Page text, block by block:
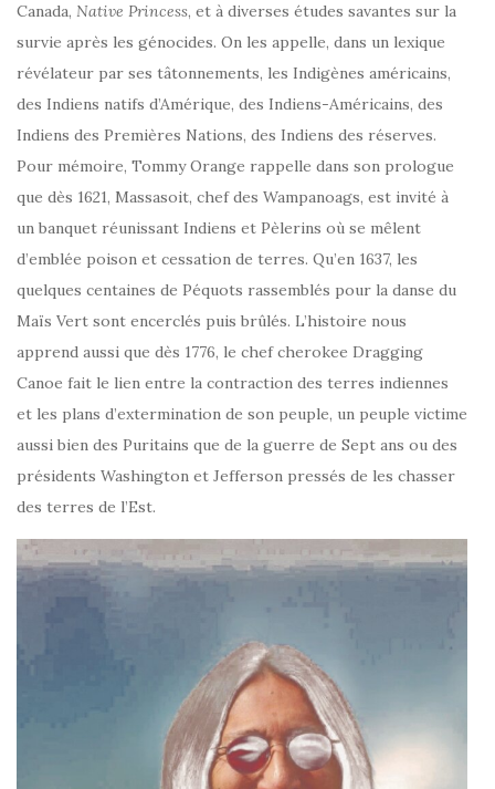
Canada, Native Princess, et à diverses études savantes sur la
survie après les génocides. On les appelle, dans un lexique
révélateur par ses tâtonnements, les Indigènes américains,
des Indiens natifs d’Amérique, des Indiens-Américains, des
Indiens des Premières Nations, des Indiens des réserves.
Pour mémoire, Tommy Orange rappelle dans son prologue
que dès 1621, Massasoit, chef des Wampanoags, est invité à
un banquet réunissant Indiens et Pèlerins où se mêlent
d’emblée poison et cessation de terres. Qu’en 1637, les
quelques centaines de Péquots rassemblés pour la danse du
Maïs Vert sont encerclés puis brûlés. L’histoire nous
apprend aussi que dès 1776, le chef cherokee Dragging
Canoe fait le lien entre la contraction des terres indiennes
et les plans d’extermination de son peuple, un peuple victime
aussi bien des Puritains que de la guerre de Sept ans ou des
présidents Washington et Jefferson pressés de les chasser
des terres de l’Est.